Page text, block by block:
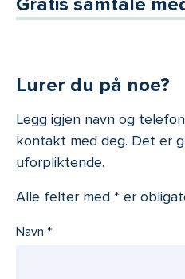
Lurer du på noe?
Legg igjen navn og
kontakt med deg. Det er
uforpliktende.
Alle felter med * er
Navn